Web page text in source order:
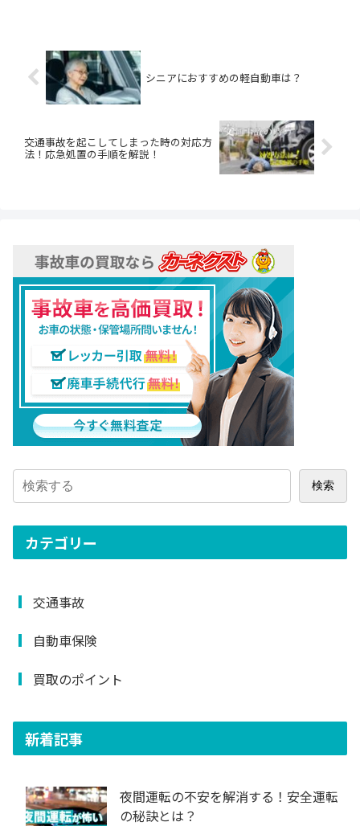
シニアにおすすめの軽自動車は？
交通事故を起こしてしまった時の対応方
法！応急処置の手順を解説！
検索
カテゴリー
交通事故
自動車保険
買取のポイント
新着記事
夜間運転の不安を解消する！安全運転
の秘訣とは？